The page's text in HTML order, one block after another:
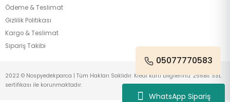
WhatsApp Sipariş
Ödeme & Teslimat
Gizlilik Politikası
Kargo & Teslimat
Sipariş Takibi
05077770583
2022 © Nospyedekparca | Tüm Hakları Saklıdır. Kredi kartı bilgileriniz 256Bit SSL
sertifikası ile korunmaktadır.